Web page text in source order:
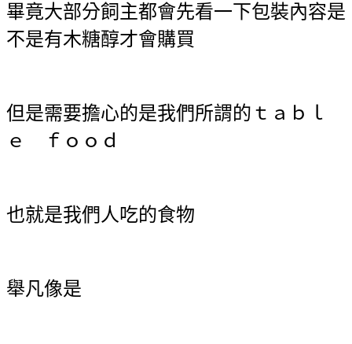
畢竟大部分飼主都會先看一下包裝內容是
不是有木糖醇才會購買
但是需要擔心的是我們所謂的ｔａｂｌ
ｅ ｆｏｏｄ
也就是我們人吃的食物
舉凡像是